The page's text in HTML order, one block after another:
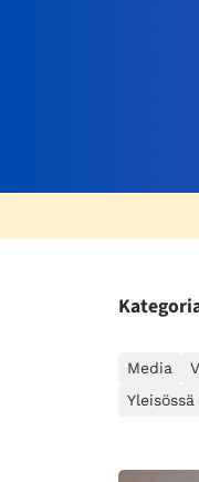
Media
Yleisössä